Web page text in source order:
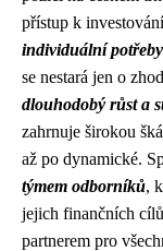
přístup k
individuální potřeby
se nestará jen o
dlouhodobý růst a
zahrnuje širokou
až po dynamické.
týmem odborníků,
jejich finančních
partnerem pro